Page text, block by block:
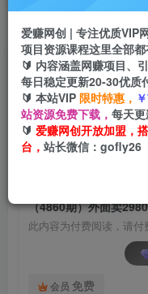
首页 创业课程 会员专属
（4860期）外面卖
目：卖原神游戏号
爱赚网创
2年前发布
此内容为付费阅读，请付
会员 免费
爱赚网创 | 专注优质VIP
项目资源课程这里全部都
🔰 内容涵盖网赚项目、
每日稳定更新20-30优质
🔰 本站VIP 限时特惠，
站资源免费下载， 每天更
🔰 爱赚网创开放加盟，
台， 站长微信：gofly26